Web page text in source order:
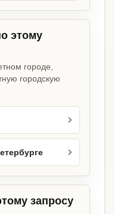
этому
городе,
городскую
запросу